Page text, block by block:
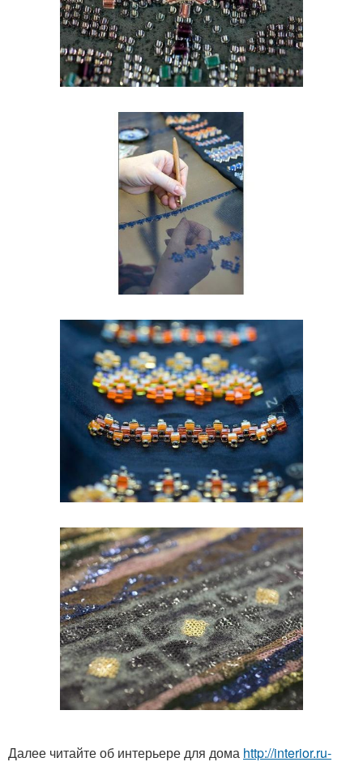
Далее читайте об интерьере для дома http://interior.ru-